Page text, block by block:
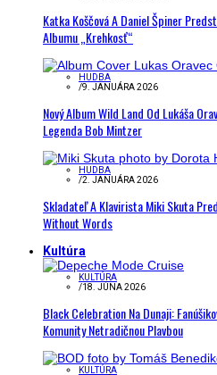
Katka Koščová A Daniel Špiner
Albumu „Krehkosť“
HUDBA
/9. JANUÁRA 2026
Nový Album Wild Land Od Lukáša
Legenda Bob Mintzer
HUDBA
/2. JANUÁRA 2026
Skladateľ A Klavirista Miki Skuta
Without Words
Kultúra
KULTÚRA
/18. JÚNA 2026
Black Celebration Na Dunaji:
Komunity Netradičnou Plavbou
KULTÚRA